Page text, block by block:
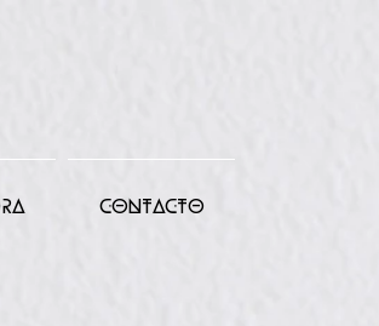
CONTACTO